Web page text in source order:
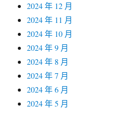
2024 年 12 月
2024 年 11 月
2024 年 10 月
2024 年 9 月
2024 年 8 月
2024 年 7 月
2024 年 6 月
2024 年 5 月